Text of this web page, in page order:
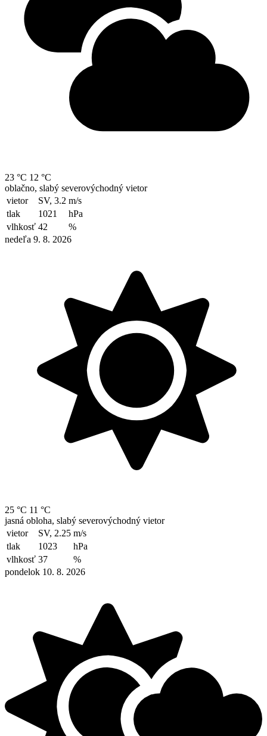
23 °C 12 °C
oblačno, slabý severovýchodný vietor
vietor
SV, 3.2 m/s
tlak
1021
hPa
vlhkosť 42
%
nedeľa 9. 8. 2026
25 °C 11 °C
jasná obloha, slabý severovýchodný vietor
vietor
SV, 2.25 m/s
tlak
1023
hPa
vlhkosť 37
%
pondelok 10. 8. 2026